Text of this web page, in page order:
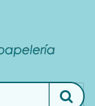
es tu papelería